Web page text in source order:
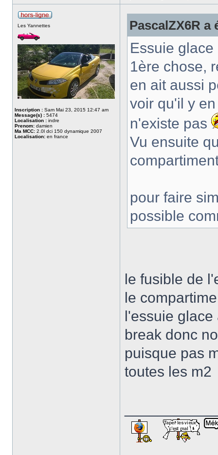
Les Yannettes
Inscription : Sam Mai 23, 2015 12:47 am
Message(s) : 5474
Localisation : indre
Prenom: damien
Ma MCC: 2.0l dci 150 dynamique 2007
Localisation: en france
PascalZX6R a
Essuie
1ère chose,
en ait aussi
voir qu'il y
n'existe pas
Vu ensuite
pour faire
possible
le fusible de
le
l'essuie
break donc
puisque pas
toutes les m2